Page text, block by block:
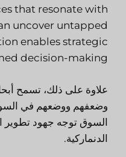
that resonate with
uncover untapped
enables strategic
decision-making.
علاوة على ذلك، تسمح
وضعفهم ووضعهم في
السوق توجه جهود تطوير
الدنماركية.